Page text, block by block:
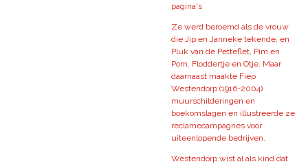
pagina's
Ze werd beroemd als de vrouw
die Jip en Janneke tekende, en
Pluk van de Petteflet, Pim en
Pom, Floddertje en Otje. Maar
daarnaast maakte Fiep
Westendorp (1916-2004)
muurschilderingen en
boekomslagen en illustreerde ze
reclamecampagnes voor
uiteenlopende bedrijven.
Westendorp wist al als kind dat